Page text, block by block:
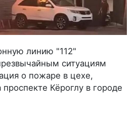
линию "112"
ситуациям
о пожаре в цехе,
Кёроглу в городе